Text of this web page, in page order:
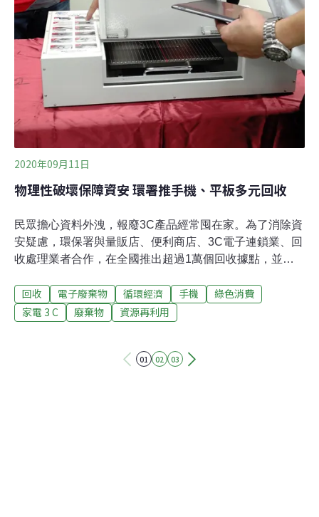
把廢手機留在家裡。廢管處表示，其實不能用的廢棄手機
還有許多貴金屬在裡面，包含金、銀、銣、銦等，「每
1000支手機能提煉出價值8萬元的貴金屬，2萬2000支手
機可提煉出一公斤黃金。」回收手機具有高度的循環經濟
價
2020年09月11日
物理性破壞保障資安 環署推手機、平板多元回收
民眾擔心資料外洩，報廢3C產品經常囤在家。為了消除資
安疑慮，環保署與量販店、便利商店、3C電子連鎖業、回
收處理業者合作，在全國推出超過1萬個回收據點，並將
訊保全設備回收試辦活動」，以物理性破壞方式回收3C產
品，保障資訊安全。精準破壞、耐燃、防噴濺 破壞機台保
準破壞，保障廢資訊物回收資安。機台將設置於全國電子
回收 電子廢棄物 循環經濟 手機
綠色消費
家電 3 C
廢棄物 資源再利用
01 02 03